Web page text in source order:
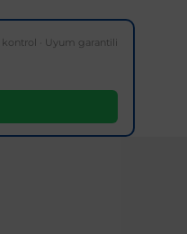
kontrol · Uyum garantili